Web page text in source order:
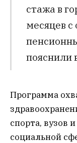
стажа в
месяцев
пояснили
Программа
спорта, вузов
социальной